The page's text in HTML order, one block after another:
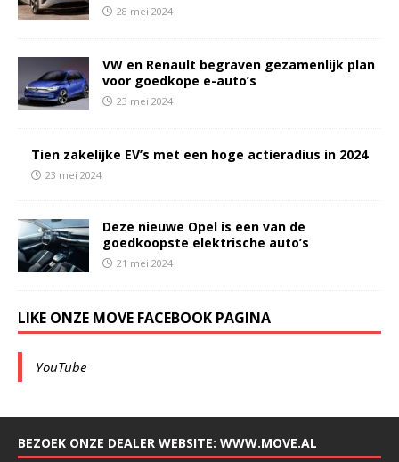
28 mei 2024
VW en Renault begraven gezamenlijk plan
voor goedkope e-auto’s
23 mei 2024
Tien zakelijke EV’s met een hoge actieradius in 2024
23 mei 2024
Deze nieuwe Opel is een van de
goedkoopste elektrische auto’s
21 mei 2024
LIKE ONZE MOVE FACEBOOK PAGINA
YouTube
BEZOEK ONZE DEALER WEBSITE: WWW.MOVE.AL